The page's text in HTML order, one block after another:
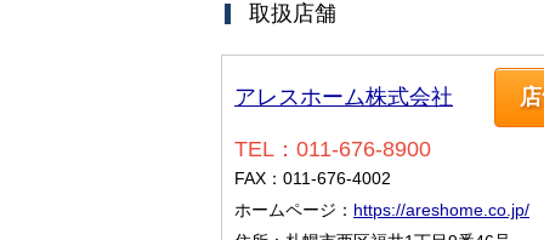
取扱店舗
アレスホーム株式会社
TEL：011-676-8900
FAX：011-676-4002
ホームページ： https://areshome.co.jp/